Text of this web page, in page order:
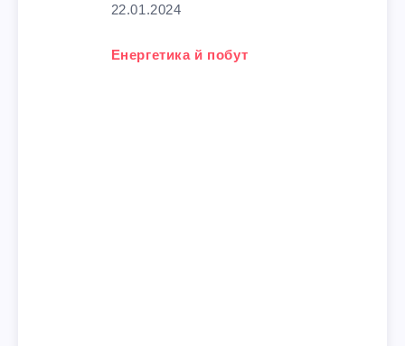
22.01.2024
У зв'язку з тим, що
Енергетика й побут